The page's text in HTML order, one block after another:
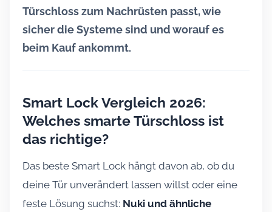
Türschloss zum Nachrüsten passt, wie
sicher die Systeme sind und worauf es
beim Kauf ankommt.
Smart Lock Vergleich 2026:
Welches smarte Türschloss ist
das richtige?
Das beste Smart Lock hängt davon ab, ob du
deine Tür unverändert lassen willst oder eine
feste Lösung suchst: Nuki und ähnliche